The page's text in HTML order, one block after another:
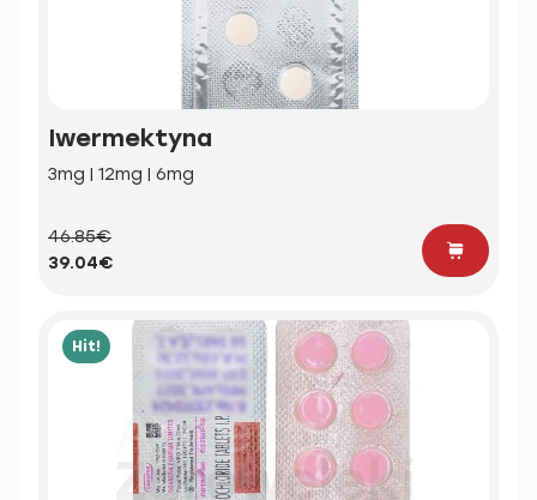
Iwermektyna
3mg | 12mg | 6mg
46.85€
39.04€
Hit!